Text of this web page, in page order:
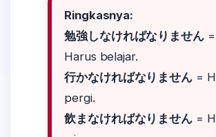
Ringkasnya:
勉強しなければなりません =
Harus belajar.
行かなければなりません =
pergi.
飲まなければなりません =